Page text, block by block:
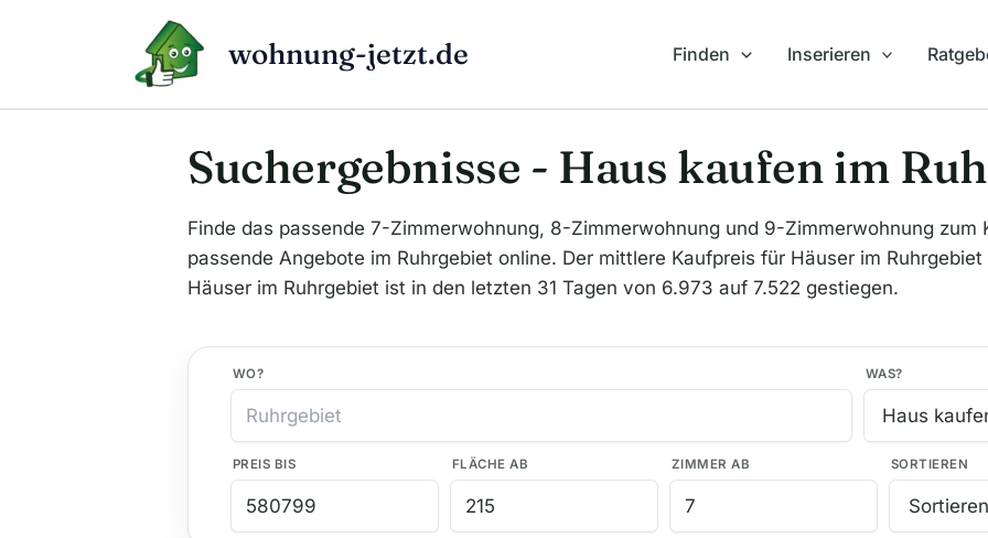
wohnung-jetzt.de Finden Inserieren
Suchergebnisse - Haus kaufen im
Finde das passende 7-Zimmerwohnung, 8-Zimmerwohnung und 9-Zimmerwohnung zum
passende Angebote im Ruhrgebiet online. Der mittlere Kaufpreis für Häuser im
Häuser im Ruhrgebiet ist in den letzten 31 Tagen von 6.973 auf 7.522 gestiegen.
WO? WAS?
PREIS BIS FLÄCHE AB ZIMMER AB SORTIEREN